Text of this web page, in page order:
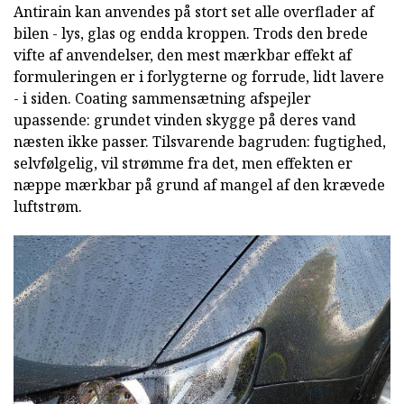
Antirain kan anvendes på stort set alle overflader af
bilen - lys, glas og endda kroppen. Trods den brede
vifte af anvendelser, den mest mærkbar effekt af
formuleringen er i forlygterne og forrude, lidt lavere
- i siden. Coating sammensætning afspejler
upassende: grundet vinden skygge på deres vand
næsten ikke passer. Tilsvarende bagruden: fugtighed,
selvfølgelig, vil strømme fra det, men effekten er
næppe mærkbar på grund af mangel af den krævede
luftstrøm.